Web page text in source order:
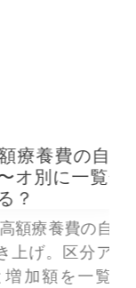
費の自己
に一覧化
養費の自己
。区分ア〜
額を一覧化